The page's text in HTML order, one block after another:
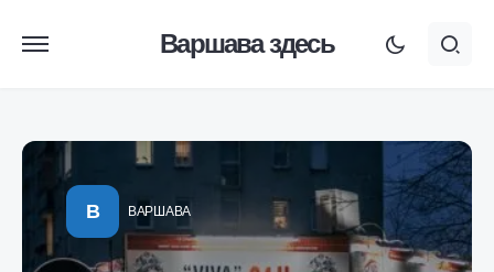
Варшава здесь
В ВАРШАВА